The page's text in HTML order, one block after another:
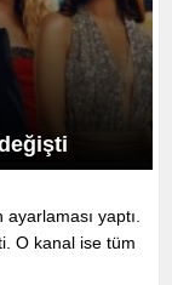
yaptı.
O kanal ise tüm